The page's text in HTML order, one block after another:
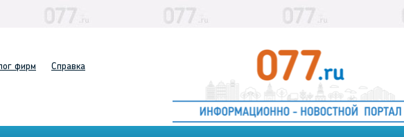
фирм Справка